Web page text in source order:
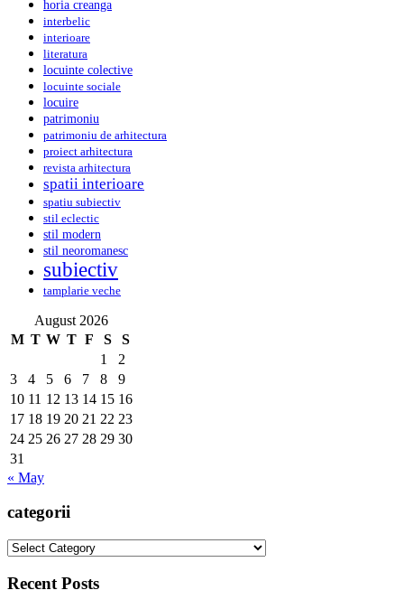
horia creanga
interbelic
interioare
literatura
locuinte colective
locuinte sociale
locuire
patrimoniu
patrimoniu de arhitectura
proiect arhitectura
revista arhitectura
spatii interioare
spatiu subiectiv
stil eclectic
stil modern
stil neoromanesc
subiectiv
tamplarie veche
August 2026
M T W T F S
S
1
2
3
4 5 6 7 8
9
10 11 12 13 14 15 16
17 18 19 20 21 22 23
24 25 26 27 28 29 30
31
« May
categorii
categorii
Recent Posts